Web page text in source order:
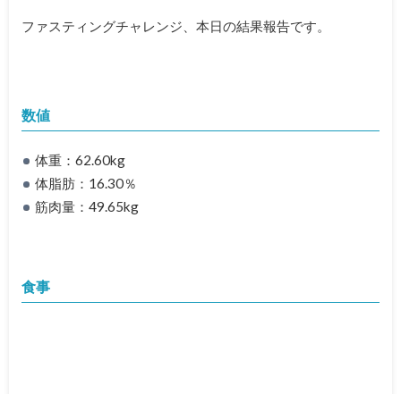
ファスティングチャレンジ、本日の結果報告です。
数値
体重：62.60kg
体脂肪：16.30％
筋肉量：49.65kg
食事